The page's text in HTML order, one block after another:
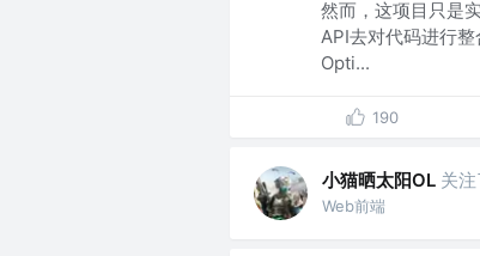
然而，这项目只是
API去对代码进行
Opti...
190
小猫晒太阳OL 关注
Web前端